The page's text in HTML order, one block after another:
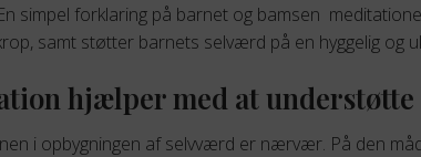
simpel forklaring på barnet og bamsen
samt støtter barnets selværd på en hyggelig og
hjælper med at
i opbygningen af selvværd er nærvær. På den